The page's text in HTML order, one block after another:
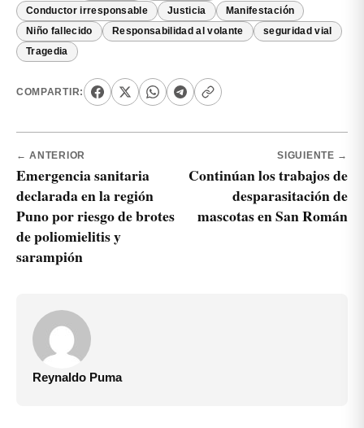
Conductor irresponsable Justicia Manifestación
Niño fallecido Responsabilidad al volante seguridad vial
Tragedia
COMPARTIR:
← ANTERIOR
Emergencia sanitaria
declarada en la región
Puno por riesgo de brotes
de poliomielitis y
sarampión
SIGUIENTE →
Continúan los trabajos de
desparasitación de
mascotas en San Román
Reynaldo Puma